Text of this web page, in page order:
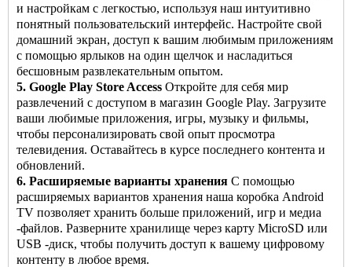
и настройкам с легкостью, используя наш интуитивно
понятный пользовательский интерфейс. Настройте свой
домашний экран, доступ к вашим любимым приложениям
с помощью ярлыков на один щелчок и насладиться
бесшовным развлекательным опытом.
5. Google Play Store Access Откройте для себя мир
развлечений с доступом в магазин Google Play. Загрузите
ваши любимые приложения, игры, музыку и фильмы,
чтобы персонализировать свой опыт просмотра
телевидения. Оставайтесь в курсе последнего контента и
обновлений.
6. Расширяемые варианты хранения С помощью
расширяемых вариантов хранения наша коробка Android
TV позволяет хранить больше приложений, игр и медиа
-файлов. Разверните хранилище через карту MicroSD или
USB -диск, чтобы получить доступ к вашему цифровому
контенту в любое время.